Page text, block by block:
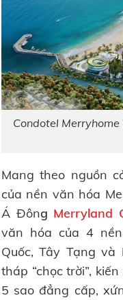
Condotel
Mang theo nguồn
của nền văn hóa
Á Đông Merryland
văn hóa của 4
Quốc, Tây Tạng
tháp “chọc trời”,
5 sao đẳng cấp,